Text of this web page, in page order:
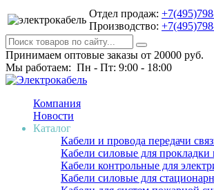
Отдел продаж:
Производство:
Принимаем оптовые заказы от 20000 руб.
Мы работаем: Пн - Пт: 9:00 - 18:00
Компания
Новости
Каталог
Кабели и провода передачи
Кабели силовые для прокладки
Кабели контрольные для
Кабели силовые для